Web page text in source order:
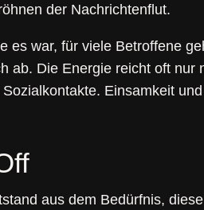
der Nachrichtenflut.
es war, für viele Betroffene
ab. Die Energie reicht oft
Einsamkeit
aus dem Bedürfnis,